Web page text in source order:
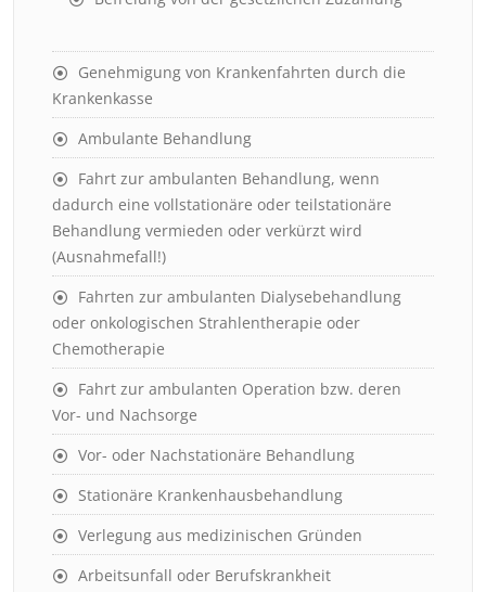
Genehmigung von Krankenfahrten durch die
Krankenkasse
Ambulante Behandlung
Fahrt zur ambulanten Behandlung, wenn
dadurch eine vollstationäre oder teilstationäre
Behandlung vermieden oder verkürzt wird
(Ausnahmefall!)
Fahrten zur ambulanten Dialysebehandlung
oder onkologischen Strahlentherapie oder
Chemotherapie
Fahrt zur ambulanten Operation bzw. deren
Vor- und Nachsorge
Vor- oder Nachstationäre Behandlung
Stationäre Krankenhausbehandlung
Verlegung aus medizinischen Gründen
Arbeitsunfall oder Berufskrankheit